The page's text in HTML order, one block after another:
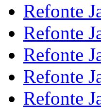
Refonte
Refonte
Refonte
Refonte
Refonte